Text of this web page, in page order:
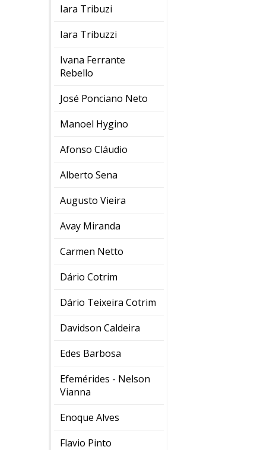
Iara Tribuzi
Iara Tribuzzi
Ivana Ferrante
Rebello
José Ponciano Neto
Manoel Hygino
Afonso Cláudio
Alberto Sena
Augusto Vieira
Avay Miranda
Carmen Netto
Dário Cotrim
Dário Teixeira Cotrim
Davidson Caldeira
Edes Barbosa
Efemérides - Nelson
Vianna
Enoque Alves
Flavio Pinto